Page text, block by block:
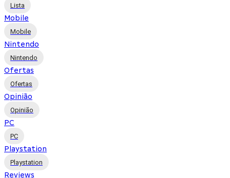
Lista
Mobile
Mobile
Nintendo
Nintendo
Ofertas
Ofertas
Opinião
Opinião
PC
PC
Playstation
Playstation
Reviews